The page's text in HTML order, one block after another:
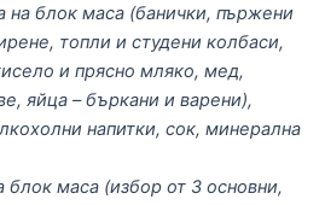
на блок маса (банички, пържени
топли и студени колбаси,
и прясно мляко, мед,
яйца – бъркани и варени),
напитки, сок, минерална
блок маса (избор от 3 основни,